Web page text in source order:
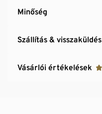
Minőség
Szállítás & visszaküldés
Vásárlói értékelések